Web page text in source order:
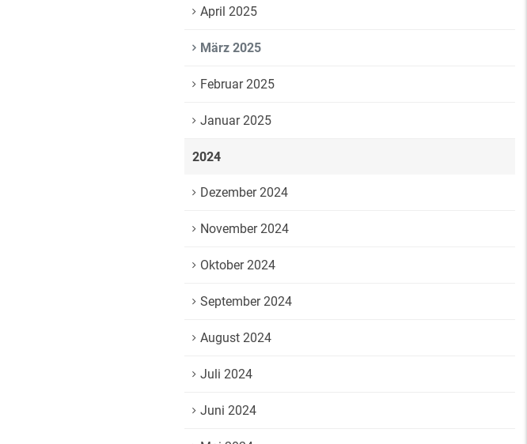
April 2025
März 2025
Februar 2025
Januar 2025
2024
Dezember 2024
November 2024
Oktober 2024
September 2024
August 2024
Juli 2024
Juni 2024